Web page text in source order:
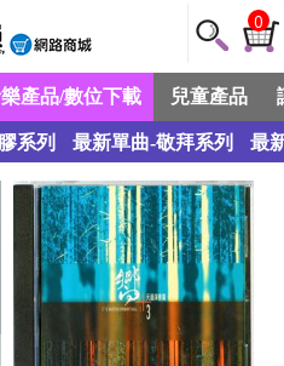
0
產品/數位下載 兒童產品
系列 最新單曲-敬拜系列 最